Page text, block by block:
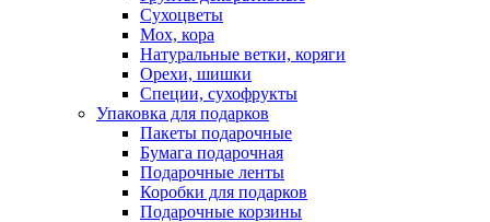
Сухоцветы
Мох, кора
Натуральные ветки, коряги
Орехи, шишки
Специи, сухофрукты
Упаковка для подарков
Пакеты подарочные
Бумага подарочная
Подарочные ленты
Коробки для подарков
Подарочные корзины